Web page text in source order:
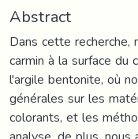
Abstract
Dans cette
carmin à la surface du
l'argile bentonite, où
générales sur les
colorants, et les